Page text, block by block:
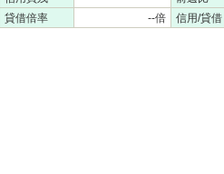
貸借倍率
--倍 信用/貸借